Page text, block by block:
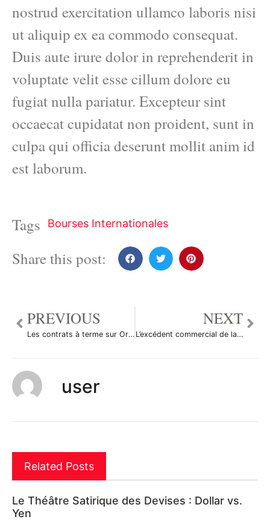
nostrud exercitation ullamco laboris nisi
ut aliquip ex ea commodo consequat.
Duis aute irure dolor in reprehenderit in
voluptate velit esse cillum dolore eu
fugiat nulla pariatur. Excepteur sint
occaecat cupidatat non proident, sunt in
culpa qui officia deserunt mollit anim id
est laborum.
Tags Bourses Internationales
Share this post:
PREVIOUS
Les contrats à terme sur Or ont reculé durant la séance en Asie
NEXT
L’excédent commercial de la Chine explose au mois de mars, que va en penser Trump?
user
Related Posts
Le Théâtre Satirique des Devises : Dollar vs.
Yen